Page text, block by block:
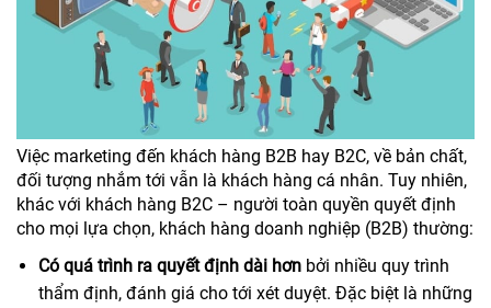
Việc marketing đến khách hàng B2B hay B2C, về bản chất,
đối tượng nhắm tới vẫn là khách hàng cá nhân. Tuy nhiên,
khác với khách hàng B2C – người toàn quyền quyết định
cho mọi lựa chọn, khách hàng doanh nghiệp (B2B) thường:
Có quá trình ra quyết định dài hơn bởi nhiều quy trình
thẩm định, đánh giá cho tới xét duyệt. Đặc biệt là những